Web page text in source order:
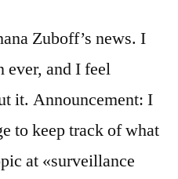
Zuboff’s news. I
ever, and I feel
it. Announcement: I
to keep track of what
at «surveillance